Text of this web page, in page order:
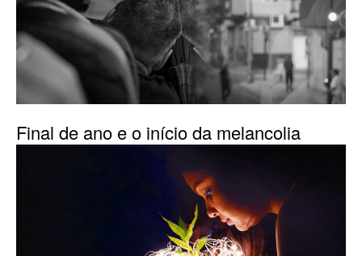
Final de ano e o início da melancolia